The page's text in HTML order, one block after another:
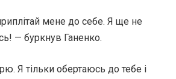
мене до себе. Я ще не
— буркнув Ганенко.
Я тільки обертаюсь до тебе і